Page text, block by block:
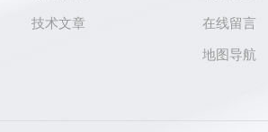
技术文章 在线留言
地图导航